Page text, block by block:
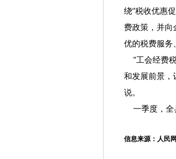
绕“税收优惠
费政策，并
优的税费服务
“工会经费
和发展前景，
说。
一季度，全
信息来源：人民网